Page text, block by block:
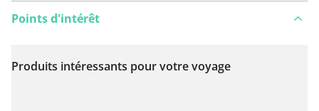
Voir sur la carte
Points d'intérêt
Produits intéressants pour votre voyage